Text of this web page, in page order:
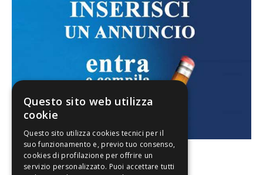
FACEBOOK
Questo sito web utilizza
cookie